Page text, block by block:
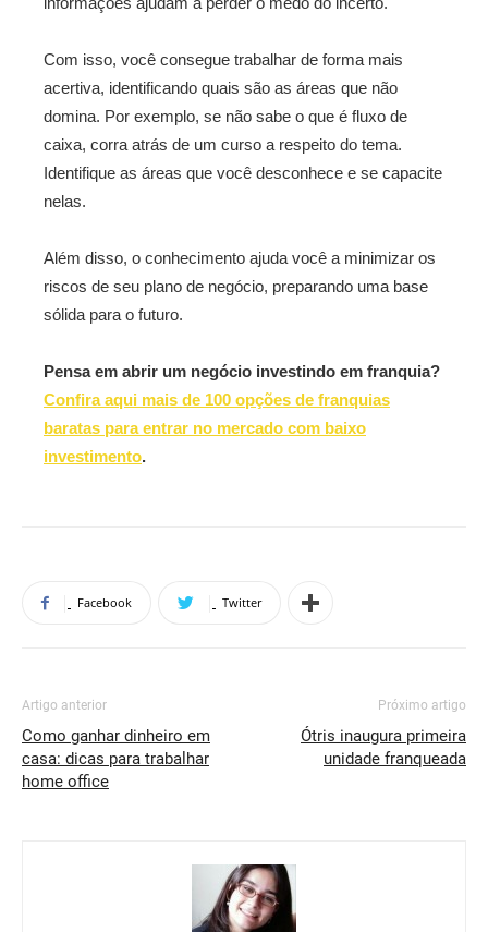
Com isso, você consegue trabalhar de forma mais
acertiva, identificando quais são as áreas que não
domina. Por exemplo, se não sabe o que é fluxo de
caixa, corra atrás de um curso a respeito do tema.
Identifique as áreas que você desconhece e se capacite
nelas.
Além disso, o conhecimento ajuda você a minimizar os
riscos de seu plano de negócio, preparando uma base
sólida para o futuro.
Pensa em abrir um negócio investindo em franquia?
Confira aqui mais de 100 opções de franquias
baratas para entrar no mercado com baixo
investimento.
Facebook Twitter
Artigo anterior
Como ganhar dinheiro em
casa: dicas para trabalhar
home office
Próximo artigo
Ótris inaugura primeira
unidade franqueada